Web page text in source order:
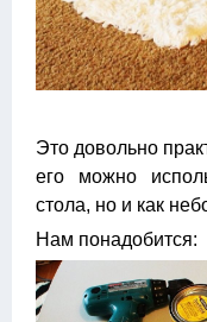
Это довольно
его можно
стола, но и как
Нам понадобится: